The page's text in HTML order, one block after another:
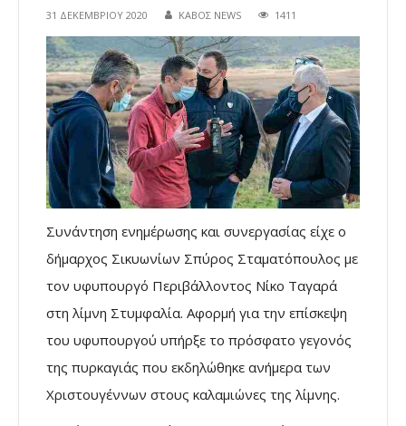
31 ΔΕΚΕΜΒΡΊΟΥ 2020 ΚΑΒΟΣ NEWS 1411
Συνάντηση ενημέρωσης και συνεργασίας είχε ο
δήμαρχος Σικυωνίων Σπύρος Σταματόπουλος με
τον υφυπουργό Περιβάλλοντος Νίκο Ταγαρά
στη λίμνη Στυμφαλία. Αφορμή για την επίσκεψη
του υφυπουργού υπήρξε το πρόσφατο γεγονός
της πυρκαγιάς που εκδηλώθηκε ανήμερα των
Χριστουγέννων στους καλαμιώνες της λίμνης.